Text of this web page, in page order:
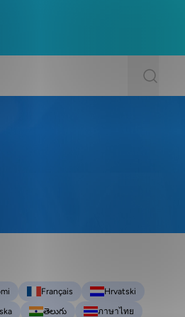
Français
Hrvatski
తెలుగు
ภาษาไทย